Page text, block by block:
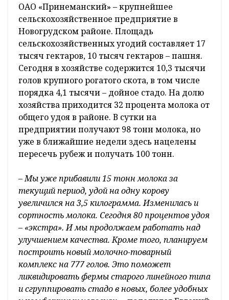
ОАО «Принеманский» – крупнейшее
сельскохозяйственное предприятие в
Новогрудском районе. Площадь
сельскохозяйственных угодий составляет 17
тысяч гектаров, 10 тысяч гектаров – пашня.
Сегодня в хозяйстве содержится 10,3 тысячи
голов крупного рогатого скота, в том числе
порядка 4,1 тысячи – дойное стадо. На долю
хозяйства приходится 32 процента молока от
общего удоя в районе. В сутки на
предприятии получают 98 тонн молока, но
уже в ближайшие недели здесь нацелены
пересечь рубеж и получать 100 тонн.
– Мы уже прибавили 15 тонн молока за
текущий период, удой на одну корову
увеличился на 3,5 килограмма. Изменилась и
сортность молока. Сегодня 80 процентов удоя
– «экстра». И мы продолжаем работать над
улучшением качества. Кроме того, планируем
построить новый молочно-товарный
комплекс на 777 голов. Это поможет
ликвидировать фермы старого линейного типа
и сгруппировать стадо в новых, более удобных